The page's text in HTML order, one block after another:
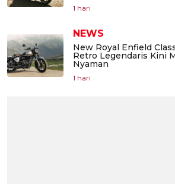
1 hari
NEWS
New Royal Enfield
Retro Legendaris Kini
Nyaman
1 hari